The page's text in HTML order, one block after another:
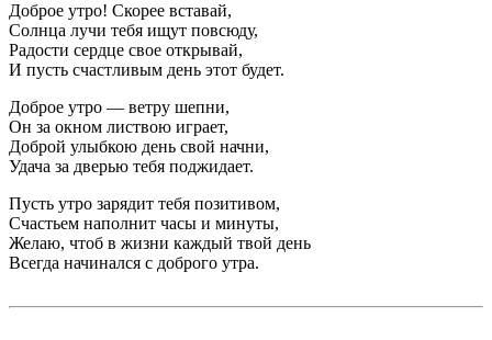
Доброе утро! Скорее вставай,
Солнца лучи тебя ищут повсюду,
Радости сердце свое открывай,
И пусть счастливым день этот будет.
Доброе утро — ветру шепни,
Он за окном листвою играет,
Доброй улыбкою день свой начни,
Удача за дверью тебя поджидает.
Пусть утро зарядит тебя позитивом,
Счастьем наполнит часы и минуты,
Желаю, чтоб в жизни каждый твой день
Всегда начинался с доброго утра.